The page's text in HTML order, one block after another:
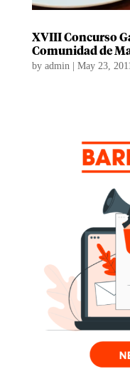
XVIII Concurso
Comunidad de
by admin| May 23,